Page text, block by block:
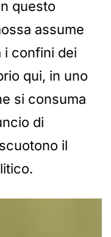
questo
assume
i confini dei
qui, in uno
si consuma
di
il